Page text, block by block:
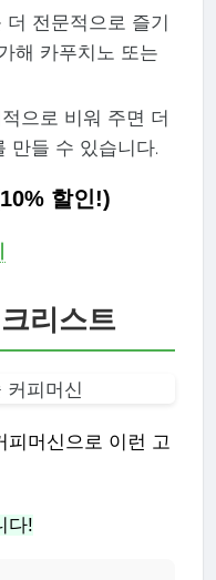
전문적으로 즐기
해 카푸치노 또는
으로 비워 주면 더
만들 수 있습니다.
할인!)
리스트
피머신으로 이런 고
다!